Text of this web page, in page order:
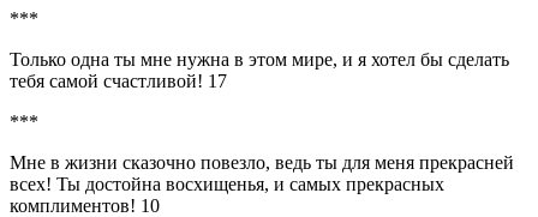
***
Только одна ты мне нужна в этом мире, и я хотел бы сделать
тебя самой счастливой! 17
***
Мне в жизни сказочно повезло, ведь ты для меня прекрасней
всех! Ты достойна восхищенья, и самых прекрасных
комплиментов! 10